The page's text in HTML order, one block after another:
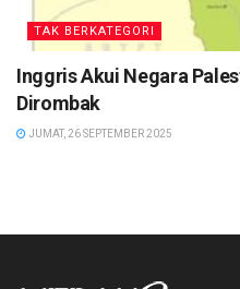
TAK BERKATEGORI
Inggris Akui Negara
Dirombak
JUMAT, 26 SEPTEMBER 2025